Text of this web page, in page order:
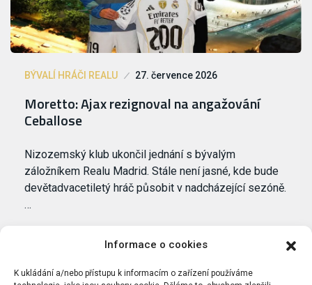
Informace o cookies
K ukládání a/nebo přístupu k informacím o zařízení používáme
BÝVALÍ HRÁČI REALU 27. července 2026
Moretto: Ajax rezignoval na angažování
Ceballose
Nizozemský klub ukončil jednání s bývalým
záložníkem Realu Madrid. Stále není jasné, kde bude
devětadvacetiletý hráč působit v nadcházející sezóně.
…